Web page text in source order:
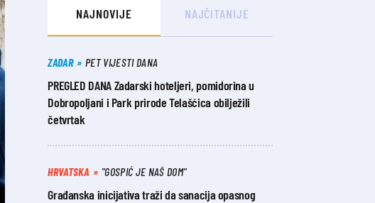
NAJNOVIJE NAJČITANIJE
ZADAR PET VIJESTI DANA
PREGLED DANA Zadarski hoteljeri, pomidorina u
Dobropoljani i Park prirode Telašćica obilježili
četvrtak
HRVATSKA "GOSPIĆ JE NAŠ DOM"
Građanska inicijativa traži da sanacija opasnog